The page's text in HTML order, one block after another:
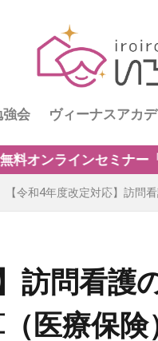
会 ヴィーナスアカ
ヴィーナスニュ
護の強みを生かした
【令和4年度改定対応】訪問
訪問看護
医療保険